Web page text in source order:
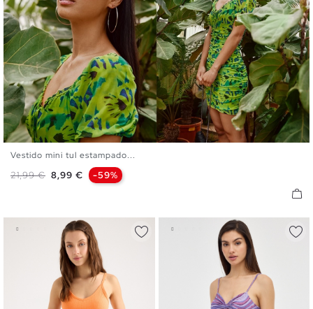
Vestido mini tul estampado...
Precio base
21,99 € Precio
8,99 € -59%